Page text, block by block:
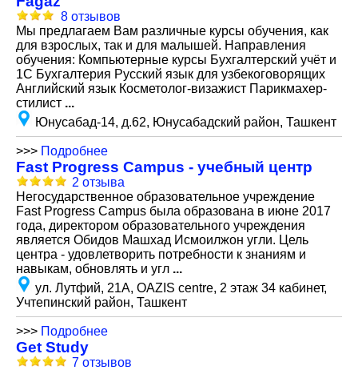
8 отзывов
Мы предлагаем Вам различные курсы обучения, как
для взрослых, так и для малышей. Направления
обучения: Компьютерные курсы Бухгалтерский учёт и
1С Бухгалтерия Русский язык для узбекоговорящих
Английский язык Косметолог-визажист Парикмахер-
стилист ...
Юнусабад-14, д.62, Юнусабадский район, Ташкент
>>> Подробнее
Fast Progress Campus - учебный центр
2 отзыва
Негосударственное образовательное учреждение
Fast Progress Campus была образована в июне 2017
года, директором образовательного учреждения
является Обидов Машхад Исмоилжон угли. Цель
центра - удовлетворить потребности к знаниям и
навыкам, обновлять и угл ...
ул. Лутфий, 21А, OAZIS centre, 2 этаж 34 кабинет,
Учтепинский район, Ташкент
>>> Подробнее
Get Study
7 отзывов